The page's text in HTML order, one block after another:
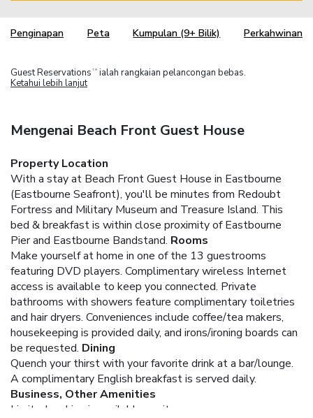
Penginapan Peta Kumpulan (9+ Bilik) Perkahwinan
Guest Reservations TM ialah rangkaian pelancongan bebas.
Ketahui lebih lanjut
Mengenai Beach Front Guest House
Property Location
With a stay at Beach Front Guest House in Eastbourne
(Eastbourne Seafront), you'll be minutes from Redoubt
Fortress and Military Museum and Treasure Island. This
bed & breakfast is within close proximity of Eastbourne
Pier and Eastbourne Bandstand. Rooms
Make yourself at home in one of the 13 guestrooms
featuring DVD players. Complimentary wireless Internet
access is available to keep you connected. Private
bathrooms with showers feature complimentary toiletries
and hair dryers. Conveniences include coffee/tea makers,
housekeeping is provided daily, and irons/ironing boards can
be requested. Dining
Quench your thirst with your favorite drink at a bar/lounge.
A complimentary English breakfast is served daily.
Business, Other Amenities
Limited parking is available onsite.